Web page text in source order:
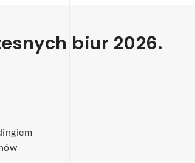
biur 2026.